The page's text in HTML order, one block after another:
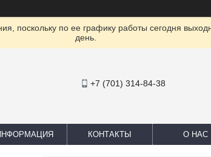
поскольку по ее графику работы сегодня
день.
+7 (701) 314-84-38
КОНТАКТЫ О НАС